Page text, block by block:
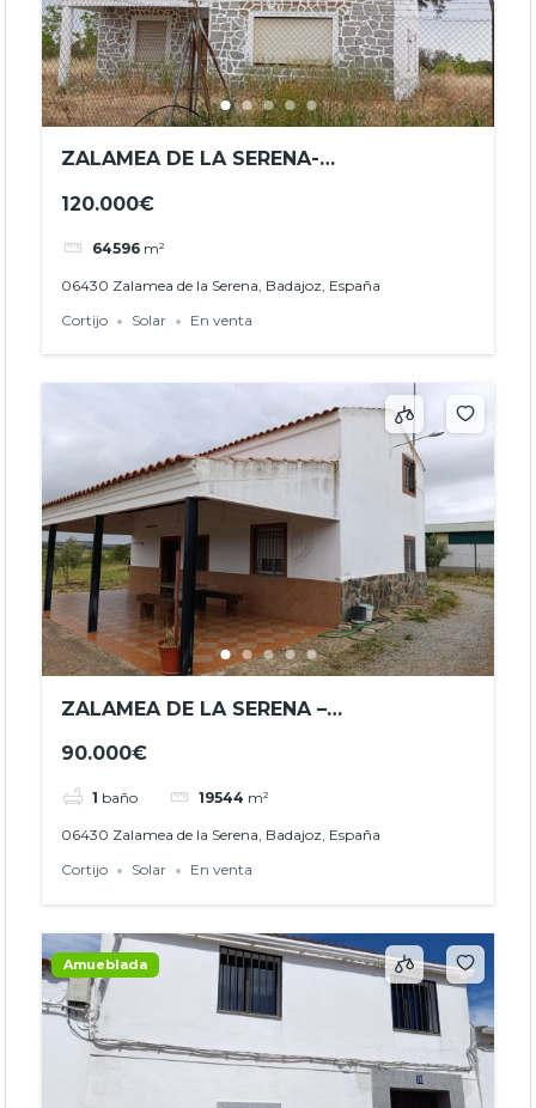
ZALAMEA DE LA SERENA-
120.000€
64596 m²
06430 Zalamea de la Serena, Badajoz, España
Cortijo
Solar En venta
ZALAMEA DE LA SERENA –
90.000€
1 baño 19544 m²
06430 Zalamea de la Serena, Badajoz, España
Cortijo
Solar En venta
Amueblada